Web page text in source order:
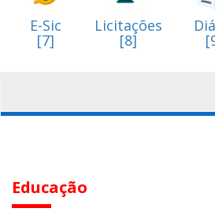
E-Sic
[7]
Licitações
[8]
Educação